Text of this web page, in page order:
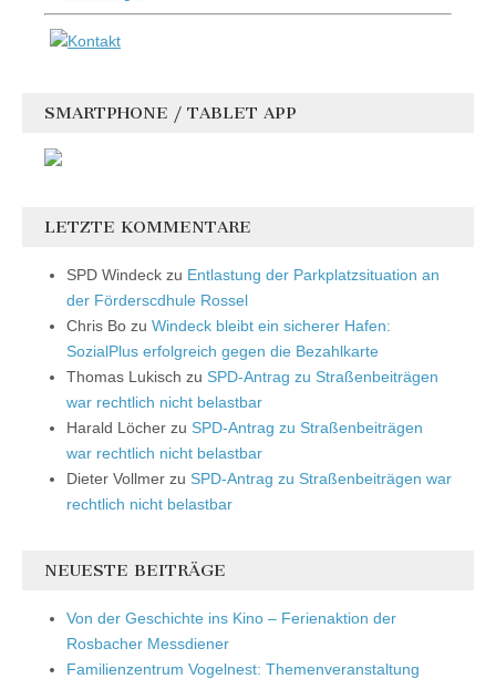
SMARTPHONE / TABLET APP
LETZTE KOMMENTARE
SPD Windeck zu Entlastung der Parkplatzsituation an
der Förderscdhule Rossel
Chris Bo zu Windeck bleibt ein sicherer Hafen:
SozialPlus erfolgreich gegen die Bezahlkarte
Thomas Lukisch zu SPD-Antrag zu Straßenbeiträgen
war rechtlich nicht belastbar
Harald Löcher zu SPD-Antrag zu Straßenbeiträgen
war rechtlich nicht belastbar
Dieter Vollmer zu SPD-Antrag zu Straßenbeiträgen war
rechtlich nicht belastbar
NEUESTE BEITRÄGE
Von der Geschichte ins Kino – Ferienaktion der
Rosbacher Messdiener
Familienzentrum Vogelnest: Themenveranstaltung